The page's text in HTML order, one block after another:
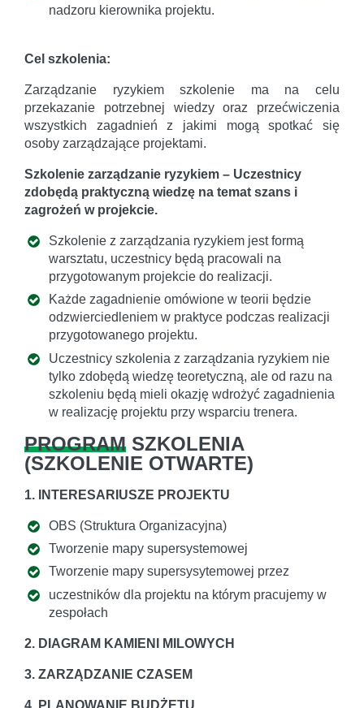
nadzoru kierownika projektu.
Cel szkolenia:
Zarządzanie ryzykiem szkolenie ma na celu
przekazanie potrzebnej wiedzy oraz przećwiczenia
wszystkich zagadnień z jakimi mogą spotkać się
osoby zarządzające projektami.
Szkolenie zarządzanie ryzykiem – Uczestnicy
zdobędą praktyczną wiedzę na temat szans i
zagrożeń w projekcie.
Szkolenie z zarządzania ryzykiem jest formą
warsztatu, uczestnicy będą pracowali na
przygotowanym projekcie do realizacji.
Każde zagadnienie omówione w teorii będzie
odzwierciedleniem w praktyce podczas realizacji
przygotowanego projektu.
Uczestnicy szkolenia z zarządzania ryzykiem nie
tylko zdobędą wiedzę teoretyczną, ale od razu na
szkoleniu będą mieli okazję wdrożyć zagadnienia
w realizację projektu przy wsparciu trenera.
PROGRAM SZKOLENIA
(SZKOLENIE OTWARTE)
1. INTERESARIUSZE PROJEKTU
OBS (Struktura Organizacyjna)
Tworzenie mapy supersystemowej
Tworzenie mapy supersysytemowej przez
uczestników dla projektu na którym pracujemy w
zespołach
2. DIAGRAM KAMIENI MILOWYCH
3. ZARZĄDZANIE CZASEM
4. PLANOWANIE BUDŻETU